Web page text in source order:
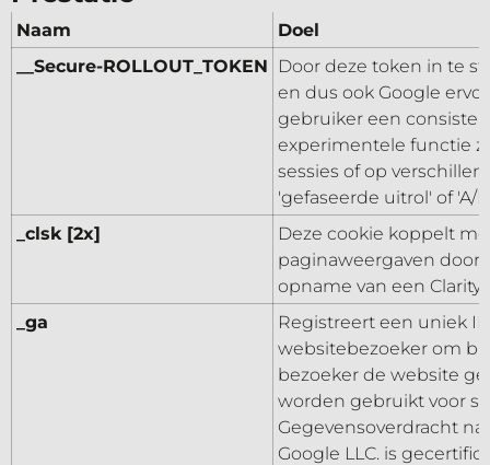
Naam
Doel
__Secure-ROLLOUT_TOKEN Door deze token in te
en dus ook Google
gebruiker een
experimentele functie
sessies of op
'gefaseerde uitrol' of 'A/
_clsk [2x]
Deze cookie koppelt
paginaweergaven door
opname van een Clarity-
_ga
Registreert een uniek
websitebezoeker om
bezoeker de website
worden gebruikt voor
Gegevensoverdracht
Google LLC. is